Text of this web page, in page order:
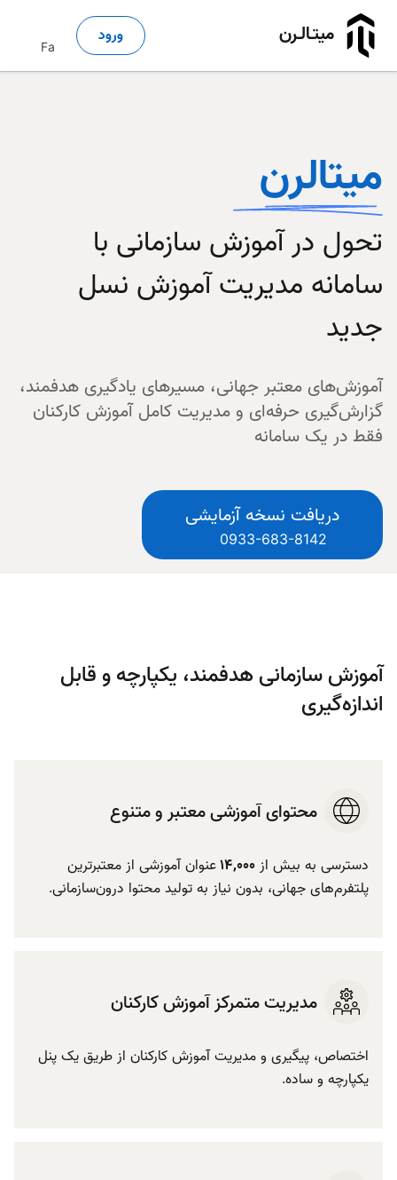
میتـالـرن ورود
Fa
میتالرن
تحول در آموزش سازمانی با
سامانه مدیریت آموزش نسل
جدید
آموزش‌های معتبر جهانی، مسیرهای یادگیری هدفمند،
گزارش‌گیری حرفه‌ای و مدیریت کامل آموزش کارکنان
فقط در یک سامانه
دریافت نسخه آزمایشی
0933-683-8142
آموزش سازمانی هدفمند، یکپارچه و قابل
اندازه‌گیری
محتوای آموزشی معتبر و متنوع
دسترسی به بیش از ۱۴٬۰۰۰عنوان آموزشی از معتبرترین
پلتفرم‌های جهانی، بدون نیاز به تولید محتوا درون‌سازمانی.
مدیریت متمرکز آموزش کارکنان
اختصاص، پیگیری و مدیریت آموزش کارکنان از طریق یک پنل
یکپارچه و ساده.